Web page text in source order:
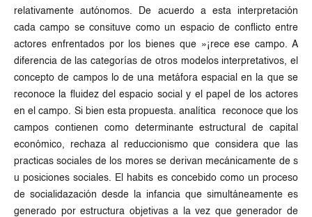
relativamente autónomos. De acuerdo a esta interpretación
cada campo se consituve como un espacio de conflicto entre
actores enfrentados por los bienes que »¡rece ese campo. A
diferencia de las categorías de otros modelos interpretativos, el
concepto de campos lo de una metáfora espacial en la que se
reconoce la fluidez del espacio social y el papel de los actores
en el campo. Si bien esta propuesta. analítica reconoce que los
campos contienen como determinante estructural de capital
económico, rechaza al reduccionismo que considera que las
practicas sociales de los mores se derivan mecánicamente de s
u posiciones sociales. El habits es concebido como un proceso
de socialidazación desde la infancia que simultáneamente es
generado por estructura objetivas a la vez que generador de